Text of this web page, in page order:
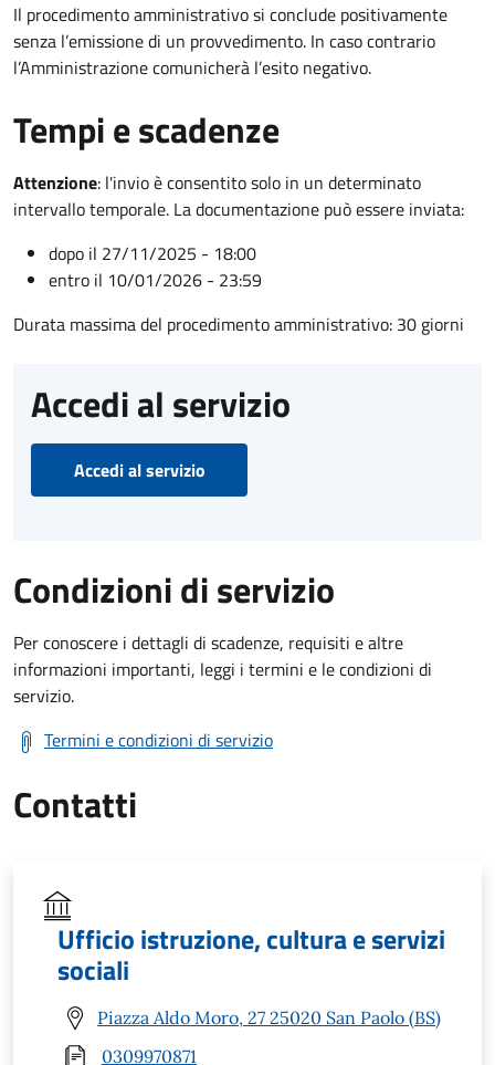
Il procedimento amministrativo si conclude positivamente
senza l’emissione di un provvedimento. In caso contrario
l’Amministrazione comunicherà l’esito negativo.
Tempi e scadenze
Attenzione: l'invio è consentito solo in un determinato
intervallo temporale. La documentazione può essere inviata:
dopo il 27/11/2025 - 18:00
entro il 10/01/2026 - 23:59
Durata massima del procedimento amministrativo: 30 giorni
Accedi al servizio
Accedi al servizio
Condizioni di servizio
Per conoscere i dettagli di scadenze, requisiti e altre
informazioni importanti, leggi i termini e le condizioni di
servizio.
Termini e condizioni di servizio
Contatti
Ufficio istruzione, cultura e servizi
sociali
Piazza Aldo Moro, 27 25020 San Paolo (BS)
0309970871